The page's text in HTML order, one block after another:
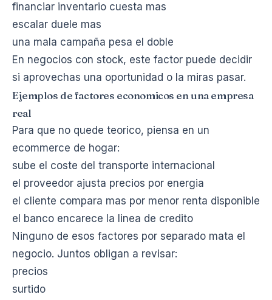
financiar inventario cuesta mas
escalar duele mas
una mala campaña pesa el doble
En negocios con stock, este factor puede decidir
si aprovechas una oportunidad o la miras pasar.
Ejemplos de factores economicos en una empresa
real
Para que no quede teorico, piensa en un
ecommerce de hogar:
sube el coste del transporte internacional
el proveedor ajusta precios por energia
el cliente compara mas por menor renta disponible
el banco encarece la linea de credito
Ninguno de esos factores por separado mata el
negocio. Juntos obligan a revisar:
precios
surtido